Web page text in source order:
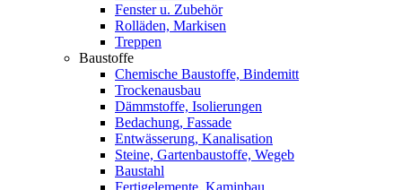
Fenster u. Zubehör
Rolläden, Markisen
Treppen
Baustoffe
Chemische Baustoffe, Bindemitt
Trockenausbau
Dämmstoffe, Isolierungen
Bedachung, Fassade
Entwässerung, Kanalisation
Steine, Gartenbaustoffe, Wegeb
Baustahl
Fertigelemente, Kaminbau